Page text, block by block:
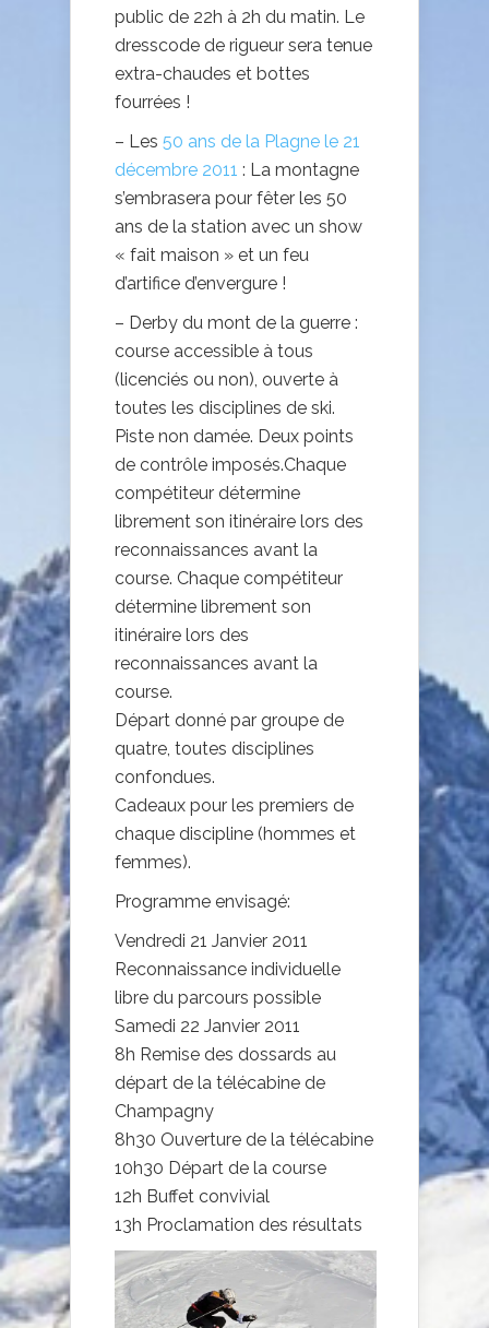
public de 22h à 2h du matin. Le
dresscode de rigueur sera tenue
extra-chaudes et bottes
fourrées !
– Les 50 ans de la Plagne le 21
décembre 2011 : La montagne
s’embrasera pour fêter les 50
ans de la station avec un show
« fait maison » et un feu
d’artifice d’envergure !
– Derby du mont de la guerre :
course accessible à tous
(licenciés ou non), ouverte à
toutes les disciplines de ski.
Piste non damée. Deux points
de contrôle imposés.Chaque
compétiteur détermine
librement son itinéraire lors des
reconnaissances avant la
course. Chaque compétiteur
détermine librement son
itinéraire lors des
reconnaissances avant la
course.
Départ donné par groupe de
quatre, toutes disciplines
confondues.
Cadeaux pour les premiers de
chaque discipline (hommes et
femmes).
Programme envisagé:
Vendredi 21 Janvier 2011
Reconnaissance individuelle
libre du parcours possible
Samedi 22 Janvier 2011
8h Remise des dossards au
départ de la télécabine de
Champagny
8h30 Ouverture de la télécabine
10h30 Départ de la course
12h Buffet convivial
13h Proclamation des résultats